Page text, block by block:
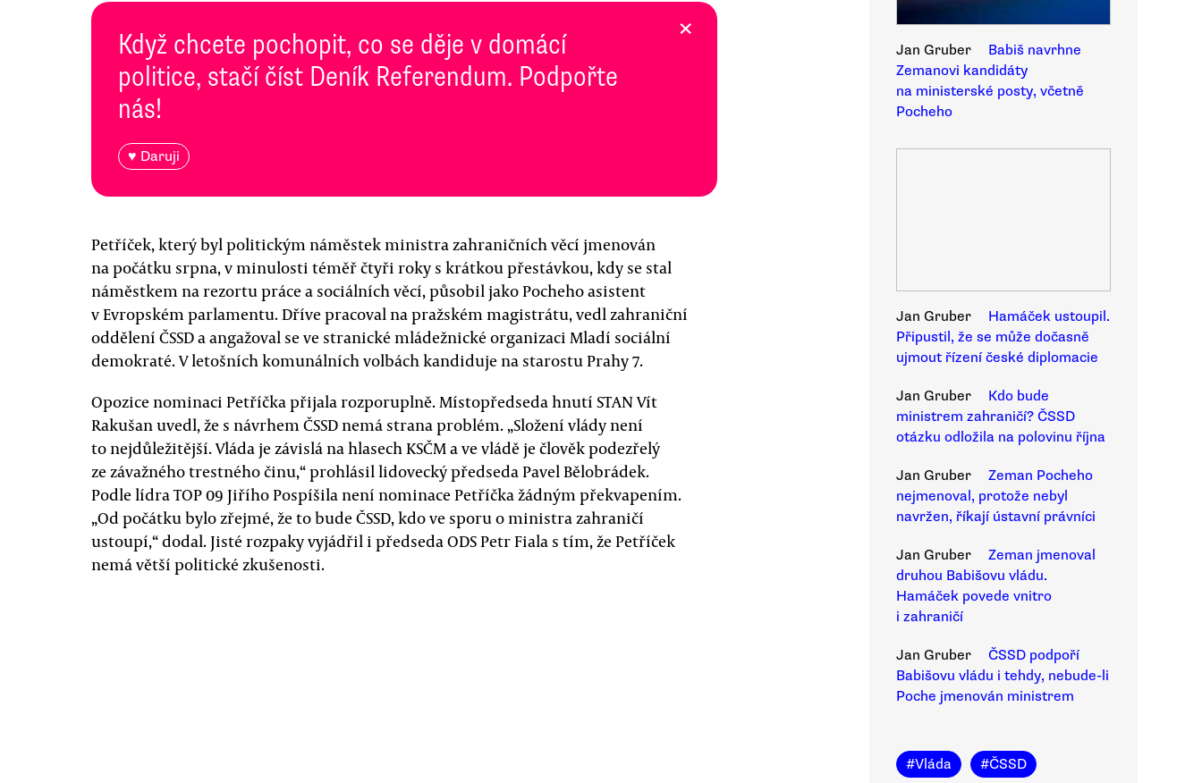
Když chcete pochopit, co se děje v domácí
politice, stačí číst Deník Referendum. Podpořte
nás!
♥ Daruji
×
Petříček, který byl politickým náměstek ministra zahraničních věcí jmenován
na počátku srpna, v minulosti téměř čtyři roky s krátkou přestávkou, kdy se stal
náměstkem na rezortu práce a sociálních věcí, působil jako Pocheho asistent
v Evropském parlamentu. Dříve pracoval na pražském magistrátu, vedl zahraniční
oddělení ČSSD a angažoval se ve stranické mládežnické organizaci Mladí sociální
demokraté. V letošních komunálních volbách kandiduje na starostu Prahy 7.
Opozice nominaci Petříčka přijala rozporuplně. Místopředseda hnutí STAN Vít
Rakušan uvedl, že s návrhem ČSSD nemá strana problém. „Složení vlády není
to nejdůležitější. Vláda je závislá na hlasech KSČM a ve vládě je člověk podezřelý
ze závažného trestného činu,“ prohlásil lidovecký předseda Pavel Bělobrádek.
Podle lídra TOP 09 Jiřího Pospíšila není nominace Petříčka žádným překvapením.
„Od počátku bylo zřejmé, že to bude ČSSD, kdo ve sporu o ministra zahraničí
ustoupí,“ dodal. Jisté rozpaky vyjádřil i předseda ODS Petr Fiala s tím, že Petříček
nemá větší politické zkušenosti.
Jan Gruber
Babiš navrhne
Zemanovi kandidáty
na ministerské posty, včetně
Pocheho
Jan Gruber
Hamáček ustoupil.
Připustil, že se může dočasně
ujmout řízení české diplomacie
Jan Gruber
Kdo bude
ministrem zahraničí? ČSSD
otázku odložila na polovinu října
Jan Gruber
Zeman Pocheho
nejmenoval, protože nebyl
navržen, říkají ústavní právníci
Jan Gruber
Zeman jmenoval
druhou Babišovu vládu.
Hamáček povede vnitro
i zahraničí
Jan Gruber
ČSSD podpoří
Babišovu vládu i tehdy, nebude-li
Poche jmenován ministrem
#Vláda #ČSSD